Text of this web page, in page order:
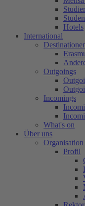
Hotels
International
Outgoings
Incomings
What's on
Über uns
Organisation
Profil